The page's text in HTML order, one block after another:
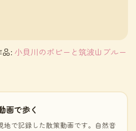
: 小貝川のポピーと筑波山ブルー
画で歩く
地で記録した散策動画です。自然音